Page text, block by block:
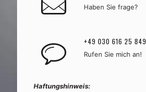
Haben Sie frage?
+49 030 616 25 849
Rufen Sie mich an!
Haftungshinweis: